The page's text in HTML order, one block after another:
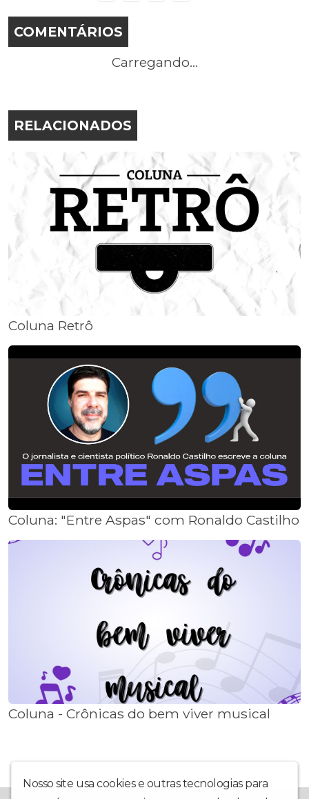
COMENTÁRIOS
Carregando...
RELACIONADOS
Coluna Retrô
Coluna: "Entre Aspas" com Ronaldo Castilho
Coluna - Crônicas do bem viver musical
Nosso site usa cookies e outras tecnologias para